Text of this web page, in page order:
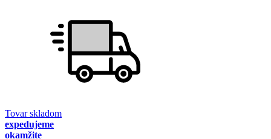
Tovar skladom
expedujeme
okamžite